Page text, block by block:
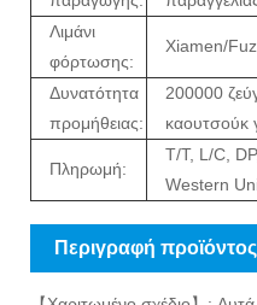
Λιμάνι
φόρτωσης:
Xiamen/
Δυνατότητα
προμήθειας:
200000
καουτσούκ
Πληρωμή:
T/T, L/C,
Western
Περιγραφή
παιδιά